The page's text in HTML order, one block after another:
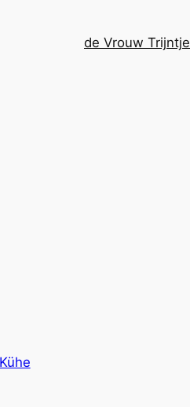
de Vrouw Trijntje